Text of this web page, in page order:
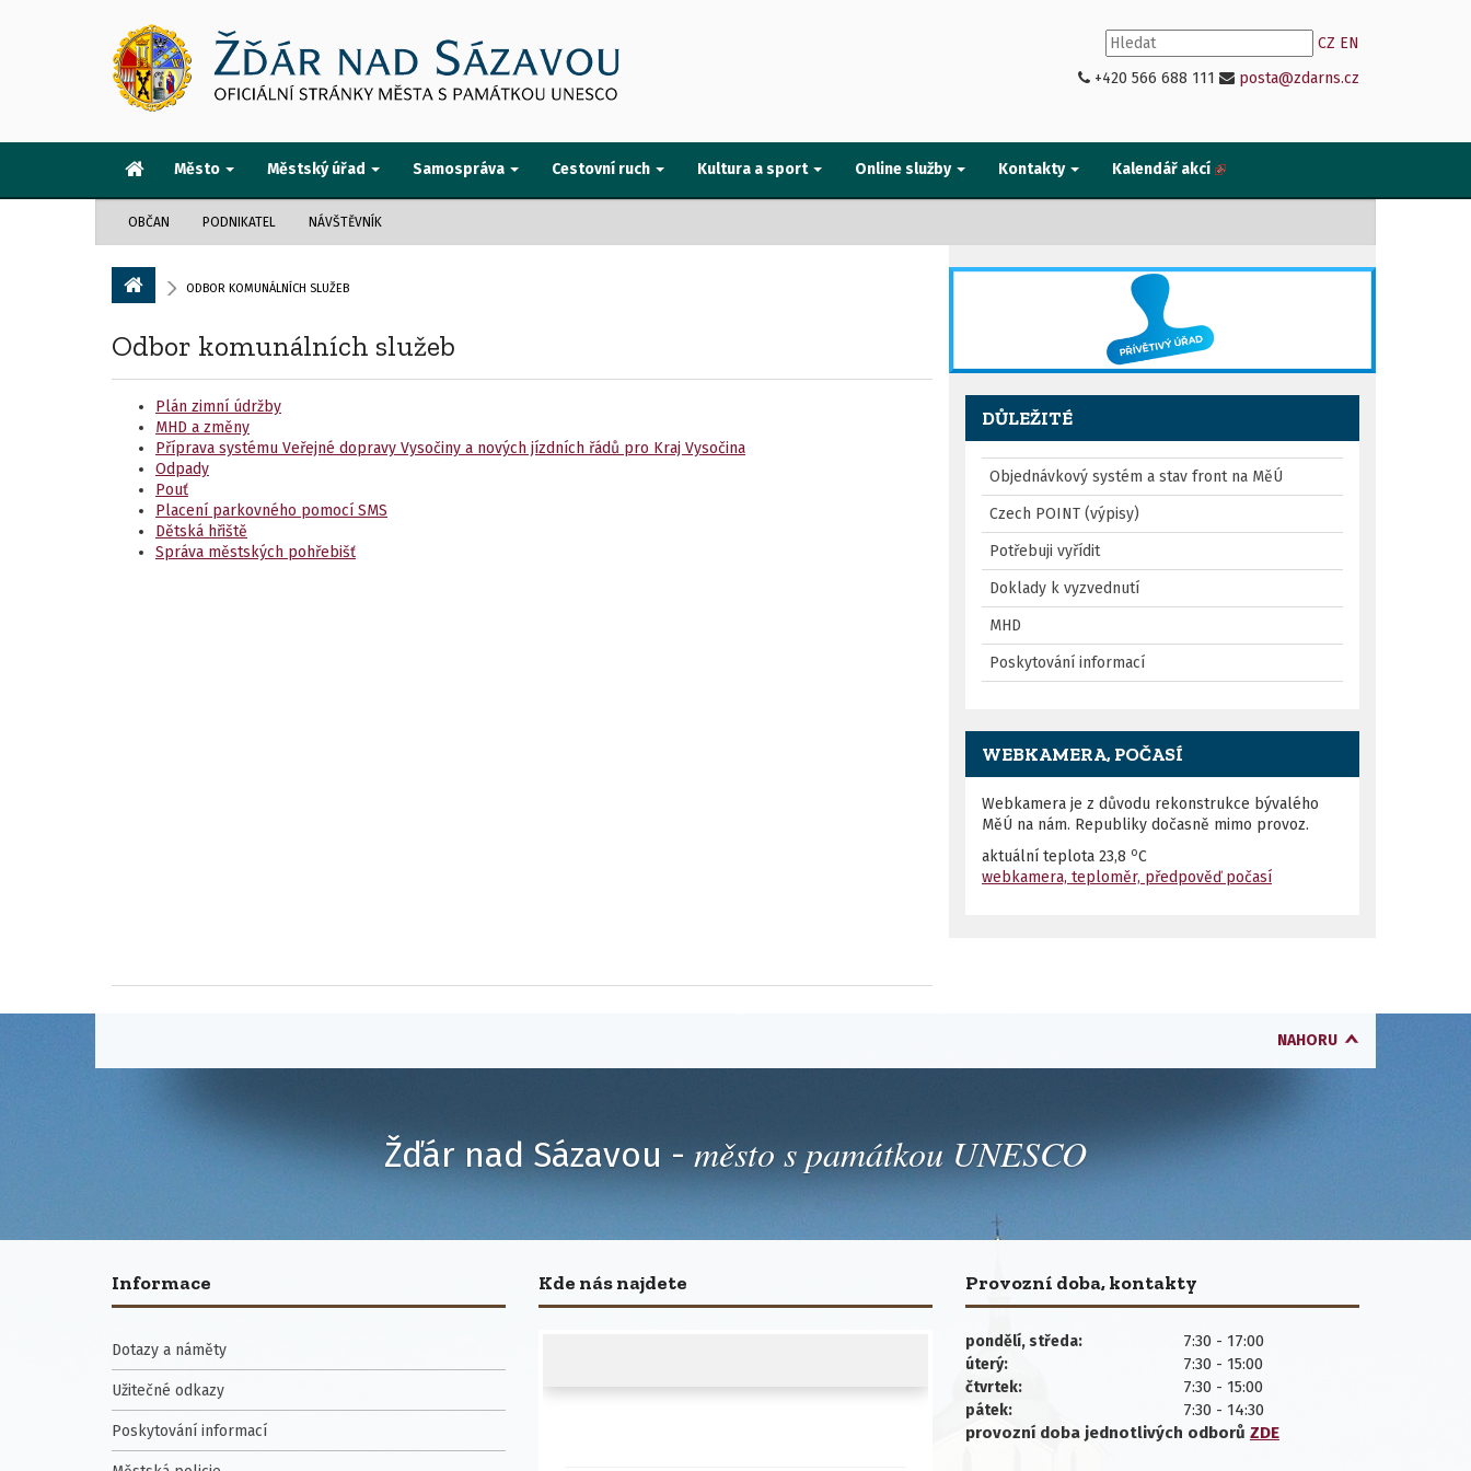
CZ EN
+420 566 688 111
posta@zdarns.cz
Město Městský úřad Samospráva Cestovní ruch Kultura a sport Online služby Kontakty Kalendář akcí
OBČAN PODNIKATEL NÁVŠTĚVNÍK
ODBOR KOMUNÁLNÍCH SLUŽEB
Odbor komunálních služeb
Plán zimní údržby
MHD a změny
Příprava systému Veřejné dopravy Vysočiny a nových jízdních řádů pro Kraj Vysočina
Odpady
Pouť
Placení parkovného pomocí SMS
Dětská hřiště
Správa městských pohřebišť
DŮLEŽITÉ
Objednávkový systém a stav front na MěÚ
Czech POINT (výpisy)
Potřebuji vyřídit
Doklady k vyzvednutí
MHD
Poskytování informací
WEBKAMERA, POČASÍ
Webkamera je z důvodu rekonstrukce bývalého
MěÚ na nám. Republiky dočasně mimo provoz.
aktuální teplota 23,8 oC
webkamera, teploměr, předpověď počasí
NAHORU
Žďár nad Sázavou - město s památkou UNESCO
Informace
Dotazy a náměty
Užitečné odkazy
Poskytování informací
Provozní doba, kontakty
pondělí, středa: 7:30 - 17:00
úterý: 7:30 - 15:00
čtvrtek: 7:30 - 15:00
pátek:
7:30 - 14:30
provozní doba jednotlivých odborů ZDE
Kde nás najdete